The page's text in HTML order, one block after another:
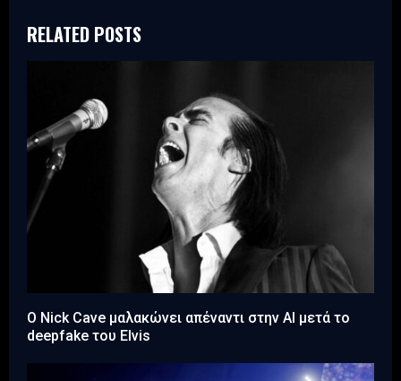
RELATED POSTS
Ο Nick Cave μαλακώνει απέναντι στην AI μετά το
deepfake του Elvis